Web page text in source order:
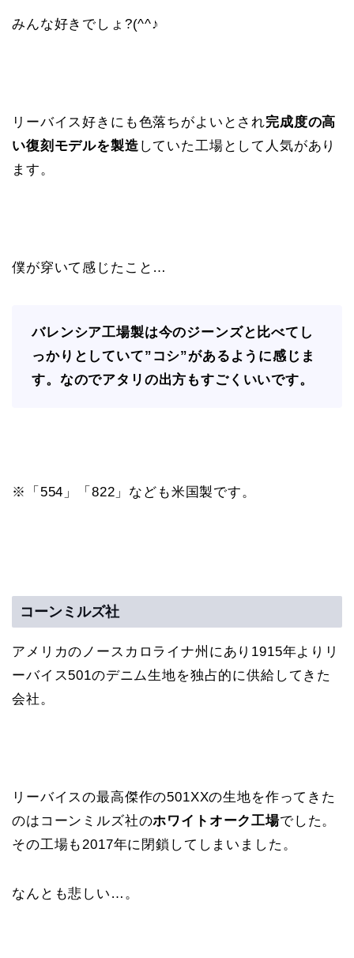
みんな好きでしょ?(^^♪
リーバイス好きにも色落ちがよいとされ完成度の高
い復刻モデルを製造 していた工場として人気があり
ます。
僕が穿いて感じたこと…
バレンシア工場製は今のジーンズと比べてし
っかりとしていて”コシ”があるように感じま
す。なのでアタリの出方もすごくいいです。
※「554」「822」なども米国製です。
コーンミルズ社
アメリカのノースカロライナ州にあり1915年よりリ
ーバイス501のデニム生地を独占的に供給してきた
会社。
リーバイスの最高傑作の501XXの生地を作ってきた
のはコーンミルズ社のホワイトオーク工場でした。
その工場も2017年に閉鎖してしまいました。
なんとも悲しい…。